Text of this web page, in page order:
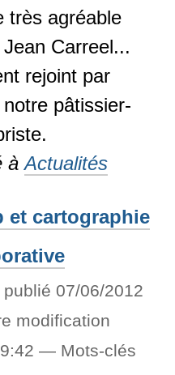
très agréable
Carreel...
rejoint par
pâtissier-
à Actualités
et cartographie
publié 07/06/2012
modification
— Mots-clés